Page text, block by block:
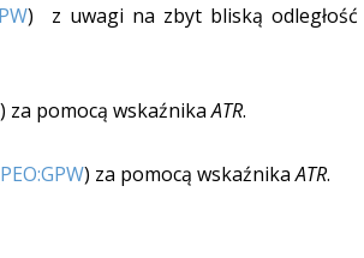
) z uwagi na zbyt bliską
) za pomocą wskaźnikaATR.
PEO:GPW) za pomocą wskaźnikaATR.